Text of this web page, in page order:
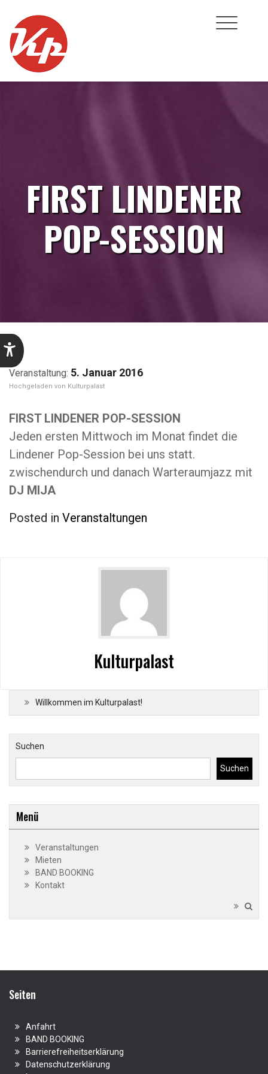
content
FIRST LINDENER
POP-SESSION
5. Januar 2016
Kulturpalast
FIRST LINDENER POP-SESSION
Jeden ersten Mittwoch im Monat findet die
Lindener Pop-Session bei uns statt.
zwischendurch und danach Warteraumjazz mit
DJ MIJA
Posted in Veranstaltungen
Kulturpalast
Willkommen im Kulturpalast!
Suchen
Suchen
Menü
Veranstaltungen
Mieten
BAND BOOKING
Kontakt
Seiten
Anfahrt
BAND BOOKING
Barrierefreiheitserklärung
Datenschutzerklärung